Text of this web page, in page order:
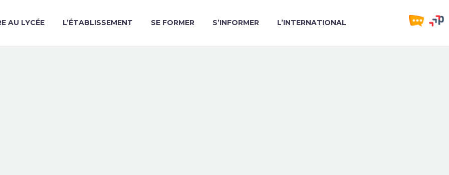
AU LYCÉE L’ÉTABLISSEMENT SE FORMER S’INFORMER L’INTERNATIONAL